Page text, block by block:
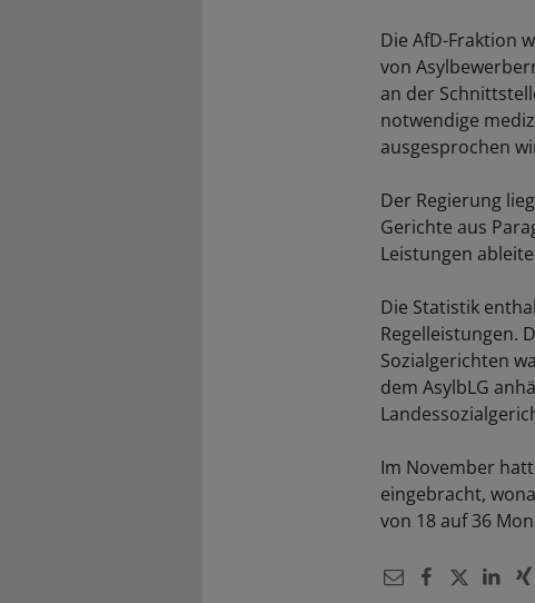
Die AfD-Fraktion
von
an der
notwendige
ausgesprochen
Der Regierung
Gerichte aus
Leistungen
Die Statistik
Regelleistungen.
Sozialgerichten
dem AsylbLG
Im November
eingebracht,
von 18 auf 36